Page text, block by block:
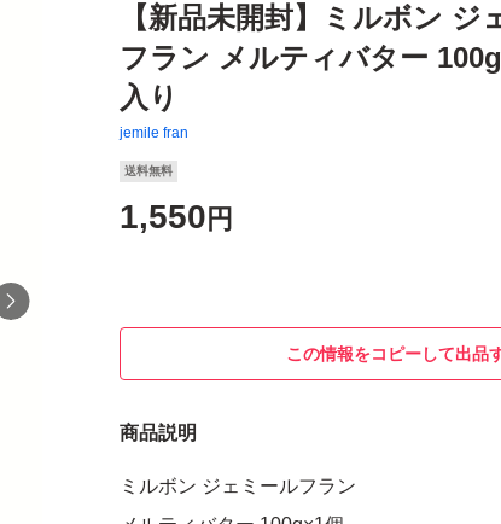
【新品未開封】ミルボン ジ
フラン メルティバター
入り
jemile fran
送料無料
1,550 円
この情報をコピーして出品
商品説明
ミルボン ジェミールフラン